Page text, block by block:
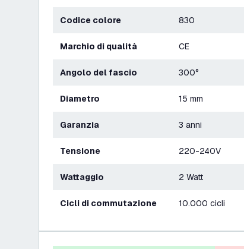
Codice colore 830
Marchio di qualità CE
Angolo del fascio 300°
Diametro 15 mm
Garanzia 3 anni
Tensione 220-240V
Wattaggio 2 Watt
Cicli di commutazione 10.000 cicli